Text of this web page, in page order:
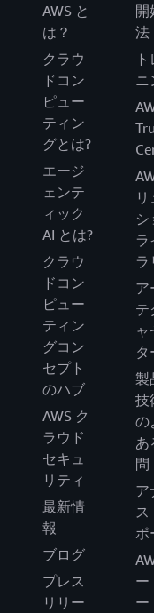
AWS と
は？
クラウ
ドコン
ピュー
ティン
グとは?
エージ
ェンテ
ィック
AI とは?
クラウ
ドコン
ピュー
ティン
グコン
セプト
のハブ
AWS ク
ラウド
セキュ
リティ
最新情
報
ブログ
プレス
リリー
開
法
ニ
シ
ラ
ラ
ア
テ
ャ
タ
製
技
の
あ
問
ア
ス
ポ
ー
ー